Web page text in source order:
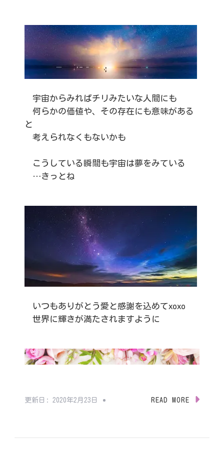
宇宙からみればチリみたいな人間にも
何らかの価値や、その存在にも意味がある
と
考えられなくもないかも
こうしている瞬間も宇宙は夢をみている
…きっとね
いつもありがとう愛と感謝を込めてxoxo
世界に輝きが満たされますように
更新日: 2020年2月23日 READ MORE